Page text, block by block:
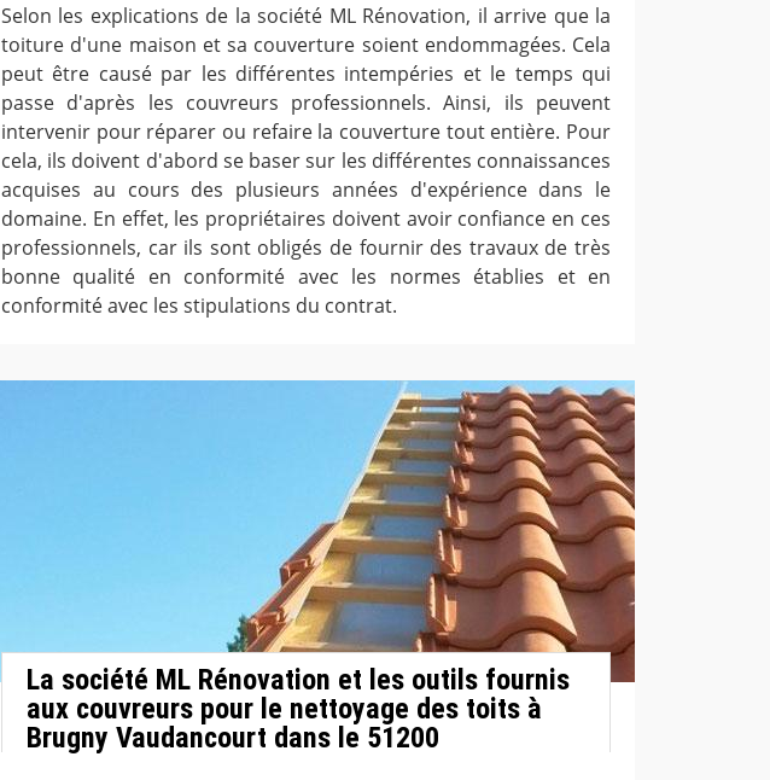
Selon les explications de la société ML Rénovation, il arrive que la
toiture d'une maison et sa couverture soient endommagées. Cela
peut être causé par les différentes intempéries et le temps qui
passe d'après les couvreurs professionnels. Ainsi, ils peuvent
intervenir pour réparer ou refaire la couverture tout entière. Pour
cela, ils doivent d'abord se baser sur les différentes connaissances
acquises au cours des plusieurs années d'expérience dans le
domaine. En effet, les propriétaires doivent avoir confiance en ces
professionnels, car ils sont obligés de fournir des travaux de très
bonne qualité en conformité avec les normes établies et en
conformité avec les stipulations du contrat.
La société ML Rénovation et les outils fournis
aux couvreurs pour le nettoyage des toits à
Brugny Vaudancourt dans le 51200